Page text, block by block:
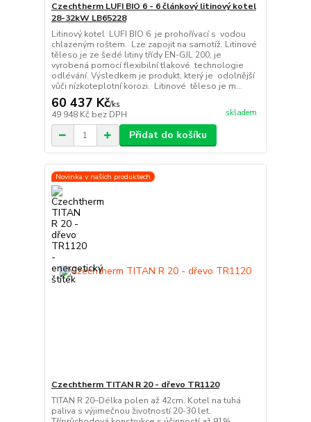
Czechtherm LUFI BIO 6 - 6 článkový litinový kotel
28-32kW LB65228
Litinový kotel LUFI BIO 6 je prohořívací s vodou
chlazeným roštem. Lze zapojit na samotíž. Litinové
těleso je ze šedé litiny třídy EN-GJL 200, je
vyrobená pomocí flexibilní tlakové technologie
odlévání. Výsledkem je produkt, který je odolnější
vůči nízkoteplotní korozi. Litinové těleso je m...
60 437 Kč/ks
49 948 Kč bez DPH skladem
Přidat do košíku
Novinka v našich produktech
Czechtherm TITAN R 20 - dřevo TR1120
TITAN R 20–Délka polen až 42cm. Kotel na tuhá
paliva s výjimečnou životností 20-30 let.